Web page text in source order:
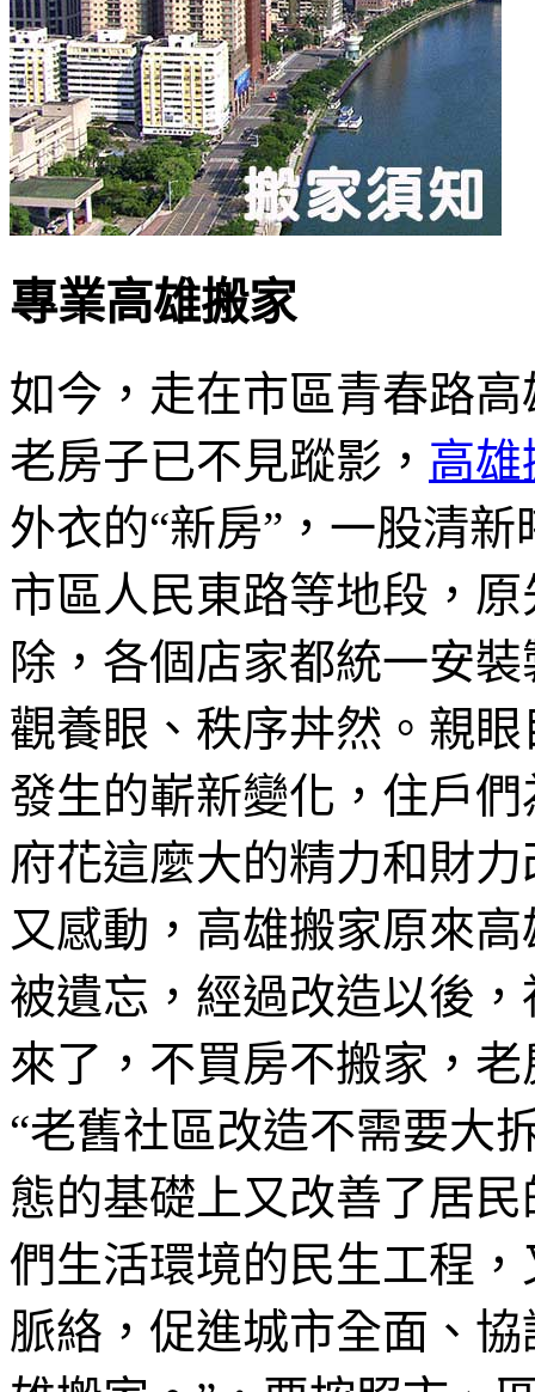
專業高雄搬家
如今，走在市區青春路
老房子已不見蹤影， 高雄
外衣的“新房”，一股清
市區人民東路等地段，
除，各個店家都統一安
觀養眼、秩序丼然。親
發生的嶄新變化，住戶
府花這麼大的精力和財
又感動，高雄搬家原來
被遺忘，經過改造以後
來了，不買房不搬家，
“老舊社區改造不需要大
態的基礎上又改善了居
們生活環境的民生工程
脈絡，促進城市全面、